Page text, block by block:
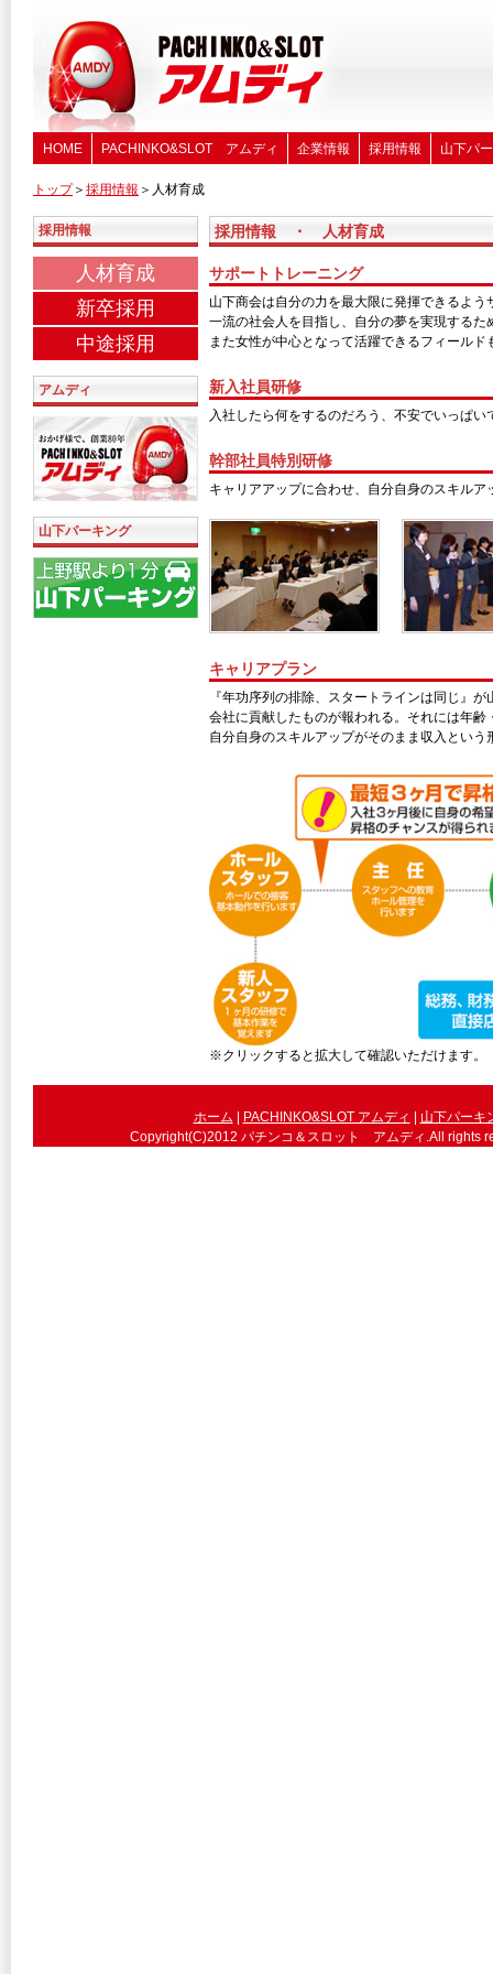
HOME PACHINKO&SLOT アムディ 企業情報 採用情報 山下パ
トップ＞ 採用情報 ＞人材育成
採用情報
人材育成
新卒採用
中途採用
アムディ
山下パーキング
採用情報 ・ 人材育成
サポートトレーニング
山下商会は自分の力を最大限に発揮できるよう
一流の社会人を目指し、自分の夢を実現する
また女性が中心となって活躍できるフィールド
新入社員研修
入社したら何をするのだろう、不安でいっぱ
幹部社員特別研修
キャリアアップに合わせ、自分自身のスキル
キャリアプラン
『年功序列の排除、スタートラインは同じ』
会社に貢献したものが報われる。それには年
自分自身のスキルアップがそのまま収入とい
※クリックすると拡大して確認いただけます。
ホーム PACHINKO&SLOT アムディ
山下パーキ
Copyright(C)2012 パチンコ＆スロット アムディ.All rights